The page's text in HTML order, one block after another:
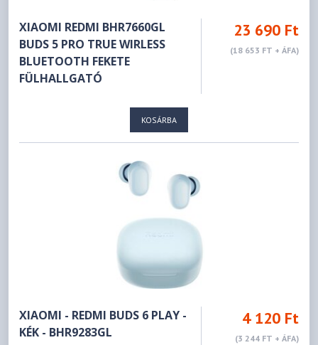
XIAOMI REDMI BHR7660GL
BUDS 5 PRO TRUE WIRLESS
BLUETOOTH FEKETE
FÜLHALLGATÓ
23 690 Ft
(18 653 FT + ÁFA)
KOSÁRBA
XIAOMI - REDMI BUDS 6 PLAY -
KÉK - BHR9283GL
4 120 Ft
(3 244 FT + ÁFA)